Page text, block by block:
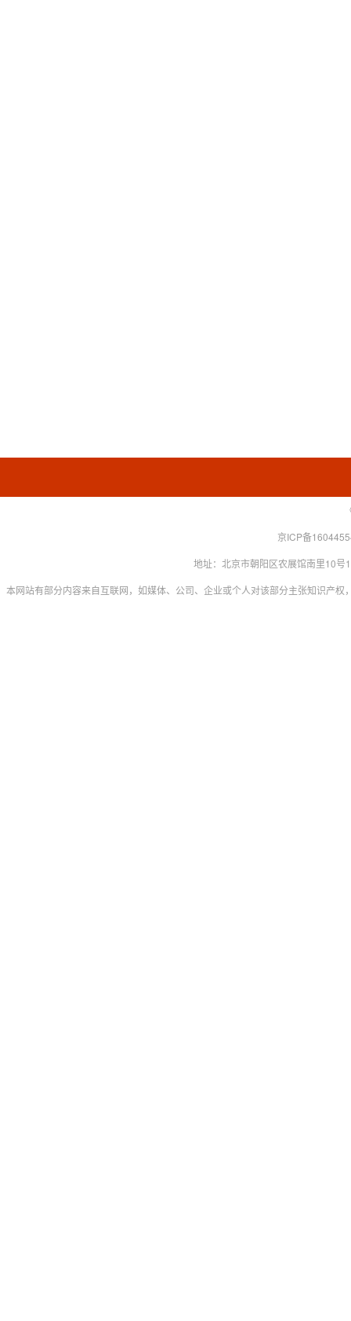
京ICP备
地址：北京市朝阳区农展馆南里10
本网站有部分内容来自互联网，如媒体、公司、企业或个人对该部分主张知识产